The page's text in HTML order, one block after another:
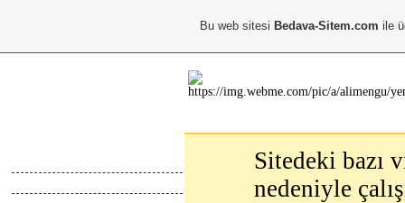
Sitedeki bazı
nedeniyle
Bu web sitesi Bedava-Sitem.com ile